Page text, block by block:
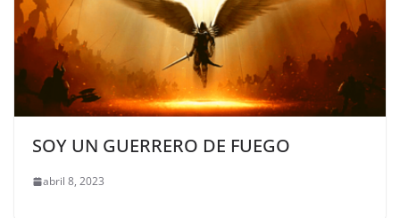
SOY UN GUERRERO DE FUEGO
abril 8, 2023